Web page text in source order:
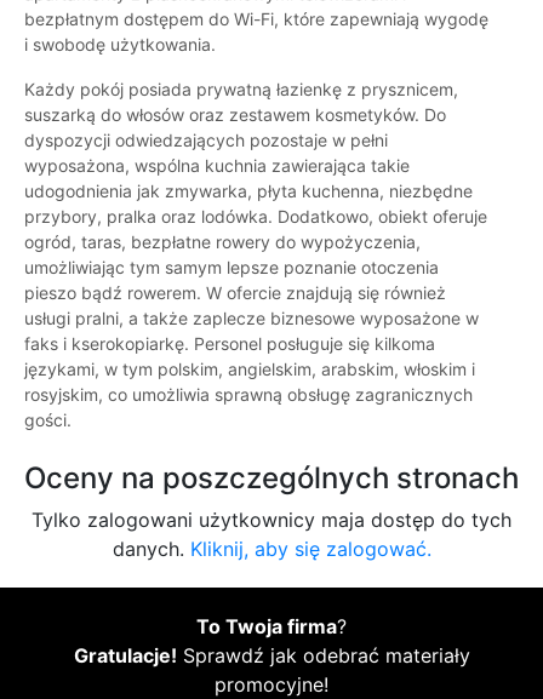
bezpłatnym dostępem do Wi-Fi, które zapewniają wygodę
i swobodę użytkowania.
Każdy pokój posiada prywatną łazienkę z prysznicem,
suszarką do włosów oraz zestawem kosmetyków. Do
dyspozycji odwiedzających pozostaje w pełni
wyposażona, wspólna kuchnia zawierająca takie
udogodnienia jak zmywarka, płyta kuchenna, niezbędne
przybory, pralka oraz lodówka. Dodatkowo, obiekt oferuje
ogród, taras, bezpłatne rowery do wypożyczenia,
umożliwiając tym samym lepsze poznanie otoczenia
pieszo bądź rowerem. W ofercie znajdują się również
usługi pralni, a także zaplecze biznesowe wyposażone w
faks i kserokopiarkę. Personel posługuje się kilkoma
językami, w tym polskim, angielskim, arabskim, włoskim i
rosyjskim, co umożliwia sprawną obsługę zagranicznych
gości.
Oceny na poszczególnych stronach
Tylko zalogowani użytkownicy maja dostęp do tych
danych. Kliknij, aby się zalogować.
To Twoja firma?
Gratulacje! Sprawdź jak odebrać materiały
promocyjne!